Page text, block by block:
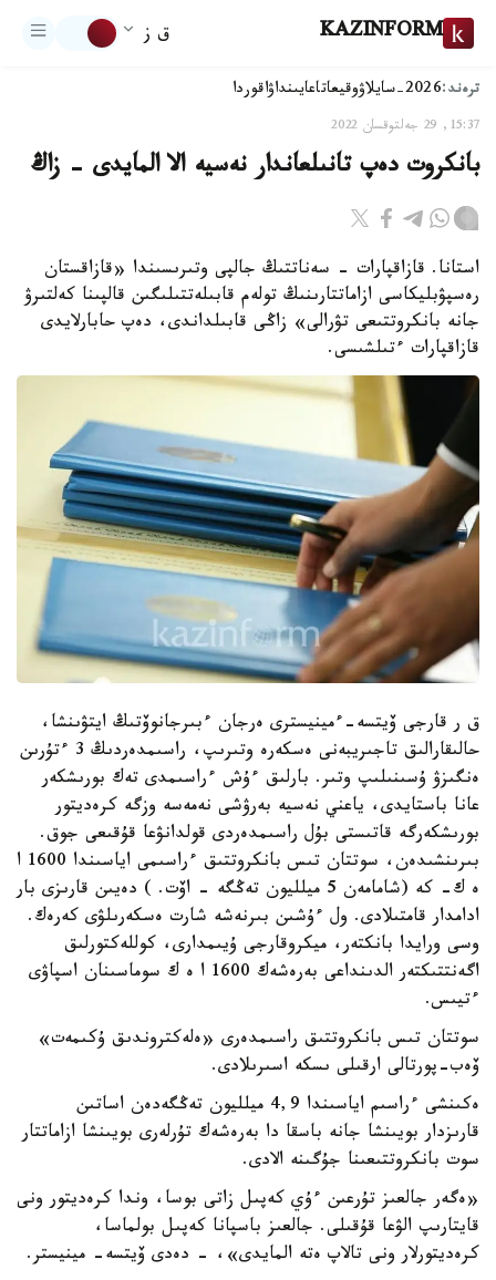
KAZINFORM ق ز
ترەند:2026-سايلاۋ وقيعاتاعايىنداۋاقوردا
15:37, 29 جەلتوقسان 2022
بانكروت دەپ تانىلعاندار نەسيە الا المايدى - زاڭ
استانا. قازاقپارات - سەناتتىڭ جالپى وتىرىسىندا «قازاقستان
رەسپۋبليكاسى ازاماتتارىنىڭ تولەم قابىلەتتىلىگىن قالپىنا كەلتىرۋ
جانە بانكروتتىعى تۋرالى» زاڭى قابىلداندى، دەپ حابارلايدى
قازاقپارات ءتىلشىسى.
ق ر قارجى ۆيتسە-ءمينيسترى ەرجان ءبىرجانوۆتىڭ ايتۋىنشا،
حالىقارالىق تاجىريبەنى ەسكەرە وتىرىپ، راسىمدەردىڭ 3 ءتۇرىن
ەنگىزۋ ۇسىنىلىپ وتىر. بارلىق ءۇش ءراسىمدى تەك بورىشكەر
عانا باستايدى، ياعني نەسيە بەرۋشى نەمەسە وزگە كرەديتور
بورىشكەرگە قاتىستى بۇل راسىمدەردى قولدانۋعا قۇقىعى جوق.
بىرىنشىدەن، سوتتان تىس بانكروتتىق ءراسىمى اياسىندا 1600 ا
ە ك- كە (شامامەن 5 ميلليون تەڭگە - اۆت. ) دەيىن قارىزى بار
ادامدار قامتىلادى. ول ءۇشىن بىرنەشە شارت ەسكەرىلۋى كەرەك.
وسى ورايدا بانكتەر، ميكروقارجى ۇيىمدارى، كوللەكتورلىق
اگەنتتىكتەر الدىنداعى بەرەشەك 1600 ا ە ك سوماسىنان اسپاۋى
ءتيىس.
سوتتان تىس بانكروتتىق راسىمدەرى «ەلەكتروندىق ۇكىمەت»
ۆەب-پورتالى ارقىلى ىسكە اسىرىلادى.
ەكىنشى ءراسىم اياسىندا 4,9 ميلليون تەڭگەدەن اساتىن
قارىزدار بويىنشا جانە باسقا دا بەرەشەك تۇرلەرى بويىنشا ازاماتتار
سوت بانكروتتىعىنا جۇگىنە الادى.
«ەگەر جالعىز تۇرعىن ءۇي كەپىل زاتى بوسا، وندا كرەديتور ونى
قايتارىپ الۋعا قۇقىلى. جالعىز باسپانا كەپىل بولماسا،
كرەديتورلار ونى تالاپ ەتە المايدى»، - دەدى ۆيتسە- مينيستر.